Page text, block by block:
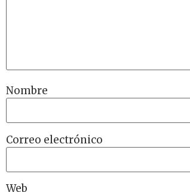
Nombre
Correo electrónico
Web